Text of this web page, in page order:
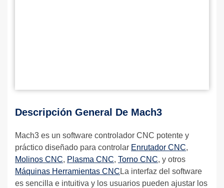
Descripción General De Mach3
Mach3 es un software controlador CNC potente y
práctico diseñado para controlar Enrutador CNC,
Molinos CNC, Plasma CNC, Torno CNC, y otros
Máquinas Herramientas CNC La interfaz del software
es sencilla e intuitiva y los usuarios pueden ajustar los